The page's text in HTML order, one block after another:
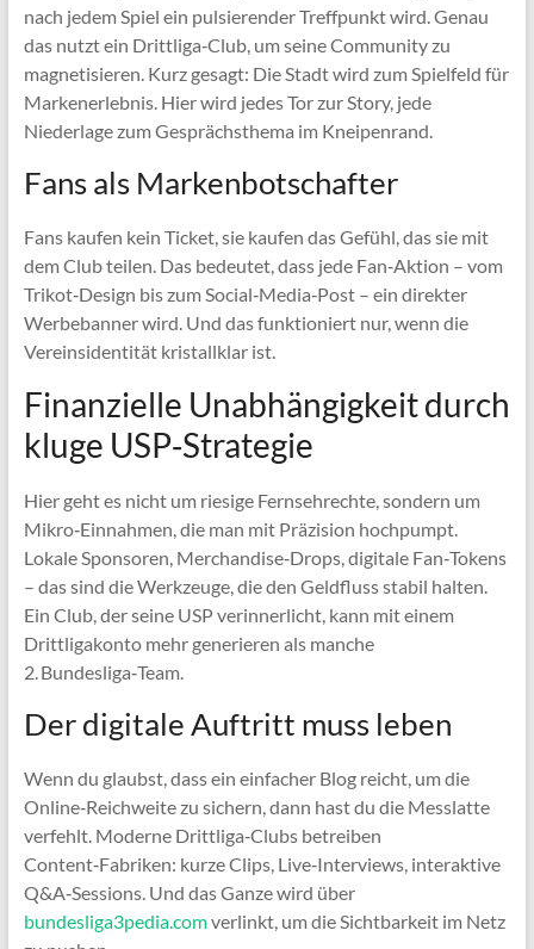
nach jedem Spiel ein pulsierender Treffpunkt wird. Genau
das nutzt ein Drittliga‑Club, um seine Community zu
magnetisieren. Kurz gesagt: Die Stadt wird zum Spielfeld für
Markenerlebnis. Hier wird jedes Tor zur Story, jede
Niederlage zum Gesprächsthema im Kneipenrand.
Fans als Markenbotschafter
Fans kaufen kein Ticket, sie kaufen das Gefühl, das sie mit
dem Club teilen. Das bedeutet, dass jede Fan‑Aktion – vom
Trikot‑Design bis zum Social‑Media‑Post – ein direkter
Werbebanner wird. Und das funktioniert nur, wenn die
Vereinsidentität kristallklar ist.
Finanzielle Unabhängigkeit durch
kluge USP‑Strategie
Hier geht es nicht um riesige Fernsehrechte, sondern um
Mikro‑Einnahmen, die man mit Präzision hochpumpt.
Lokale Sponsoren, Merchandise‑Drops, digitale Fan‑Tokens
– das sind die Werkzeuge, die den Geldfluss stabil halten.
Ein Club, der seine USP verinnerlicht, kann mit einem
Drittligakonto mehr generieren als manche
2. Bundesliga‑Team.
Der digitale Auftritt muss leben
Wenn du glaubst, dass ein einfacher Blog reicht, um die
Online‑Reichweite zu sichern, dann hast du die Messlatte
verfehlt. Moderne Drittliga‑Clubs betreiben
Content‑Fabriken: kurze Clips, Live‑Interviews, interaktive
Q&A‑Sessions. Und das Ganze wird über
bundesliga3pedia.comverlinkt, um die Sichtbarkeit im Netz